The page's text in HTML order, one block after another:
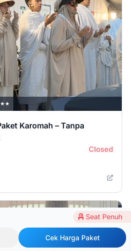
Karomah – Tanpa
Closed
Seat Penuh
Cek Harga Paket